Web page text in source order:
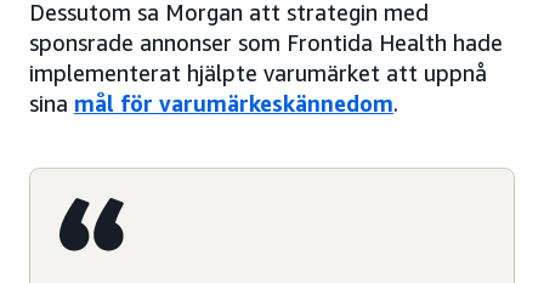
Dessutom sa Morgan att strategin med
sponsrade annonser som Frontida Health hade
implementerat hjälpte varumärket att uppnå
sina mål för varumärkeskännedom.